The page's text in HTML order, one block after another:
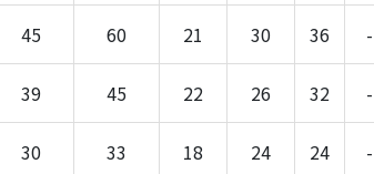
45 60 21 30 36 -
39 45 22 26 32 -
30 33 18 24 24 -